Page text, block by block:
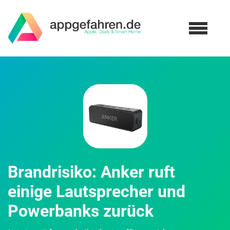
Brandrisiko: Anker ruft
einige Lautsprecher und
Powerbanks zurück